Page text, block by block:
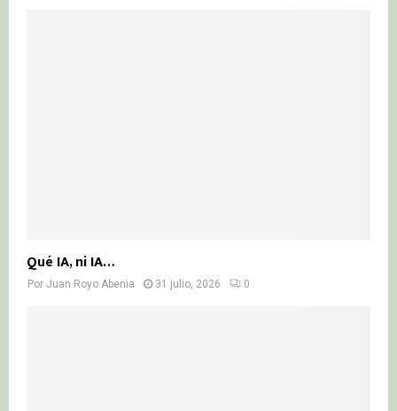
Qué IA, ni IA…
Por Juan Royo Abenia 31 julio, 2026 0